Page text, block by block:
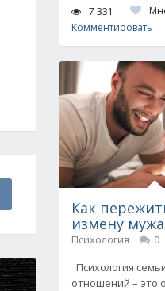
7 331
Комментировать
Как
измену мужа
Психология
0
Психология
отношений – это